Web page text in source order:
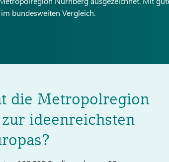
bundesweiten Vergleich.
die Metropolregion
ideenreichsten